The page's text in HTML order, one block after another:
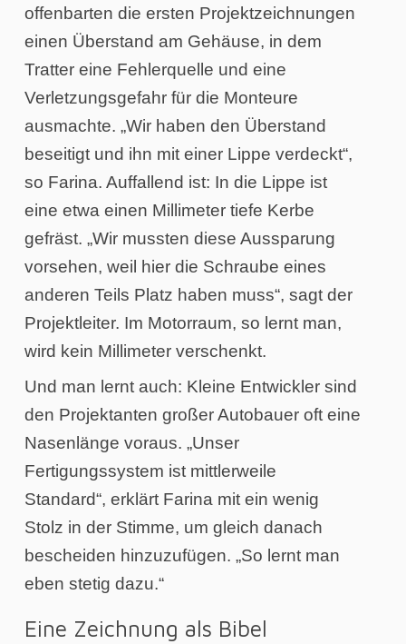
offenbarten die ersten Projektzeichnungen
einen Überstand am Gehäuse, in dem
Tratter eine Fehlerquelle und eine
Verletzungsgefahr für die Monteure
ausmachte. „Wir haben den Überstand
beseitigt und ihn mit einer Lippe verdeckt“,
so Farina. Auffallend ist: In die Lippe ist
eine etwa einen Millimeter tiefe Kerbe
gefräst. „Wir mussten diese Aussparung
vorsehen, weil hier die Schraube eines
anderen Teils Platz haben muss“, sagt der
Projektleiter. Im Motorraum, so lernt man,
wird kein Millimeter verschenkt.
Und man lernt auch: Kleine Entwickler sind
den Projektanten großer Autobauer oft eine
Nasenlänge voraus. „Unser
Fertigungssystem ist mittlerweile
Standard“, erklärt Farina mit ein wenig
Stolz in der Stimme, um gleich danach
bescheiden hinzuzufügen. „So lernt man
eben stetig dazu.“
Eine Zeichnung als Bibel